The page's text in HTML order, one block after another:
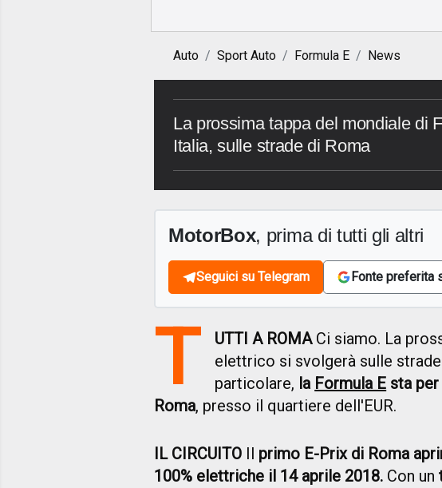
Auto Sport Auto Formula E News
La prossima tappa del mondiale di
Italia, sulle strade di Roma
MotorBox, prima di tutti gli altri
Seguici su Telegram Fonte preferita
T UTTI A ROMACi siamo. La
elettrico si svolgerà sulle
particolare, la Formula E sta
Roma, presso il quartiere dell'EUR.
IL CIRCUITO Il primo E-Prix di Roma
100% elettriche il 14 aprile 2018. Con un